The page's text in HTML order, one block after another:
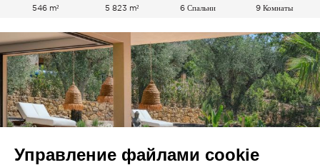
546 m² 5 823 m² 6 Спальни 9 Комнаты
Управление файлами cookie